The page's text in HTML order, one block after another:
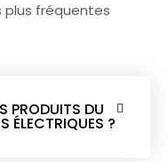
plus fréquentes
PRODUITS DU
ÉLECTRIQUES ?